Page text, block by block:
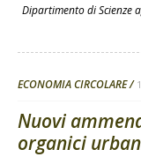
Dipartimento di Scienze
ECONOMIA CIRCOLARE
Nuovi
organici